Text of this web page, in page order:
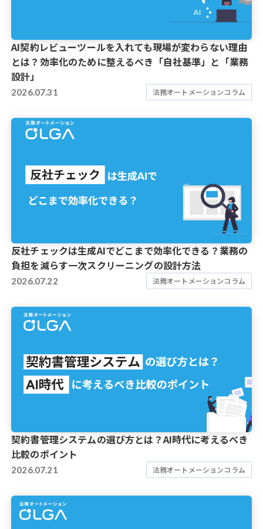
AI契約レビューツールを入れても現場が変わらない理由
とは？効率化のために整えるべき「自社基準」と「業務
設計」
2026.07.31 法務オートメーションコラム
反社チェックは生成AIでどこまで効率化できる？業務の
負担を減らす一次スクリーニングの設計方法
2026.07.22 法務オートメーションコラム
契約書管理システムの選び方とは？AI時代に考えるべき
比較のポイント
2026.07.21 法務オートメーションコラム